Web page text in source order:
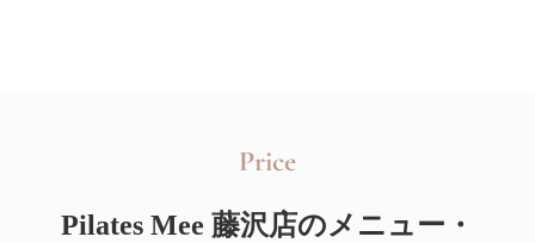
Price
Pilates Mee 藤沢店のメニュー・